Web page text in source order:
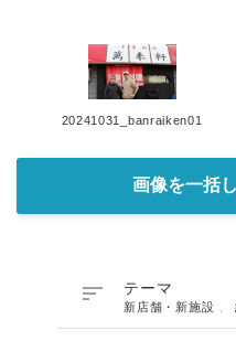
20241031_banraiken01
画像を一括
 テーマ
新店舗・新施設 、